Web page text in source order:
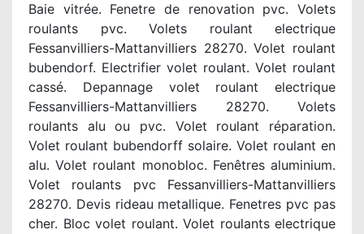
Baie vitrée. Fenetre de renovation pvc. Volets
roulants pvc. Volets roulant electrique
Fessanvilliers-Mattanvilliers 28270. Volet roulant
bubendorf. Electrifier volet roulant. Volet roulant
cassé. Depannage volet roulant electrique
Fessanvilliers-Mattanvilliers 28270. Volets
roulants alu ou pvc. Volet roulant réparation.
Volet roulant bubendorff solaire. Volet roulant en
alu. Volet roulant monobloc. Fenêtres aluminium.
Volet roulants pvc Fessanvilliers-Mattanvilliers
28270. Devis rideau metallique. Fenetres pvc pas
cher. Bloc volet roulant. Volet roulants electrique